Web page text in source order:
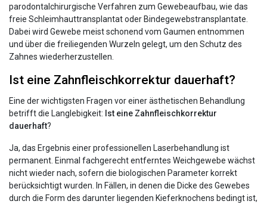
parodontalchirurgische Verfahren zum Gewebeaufbau, wie das
freie Schleimhauttransplantat oder Bindegewebstransplantate.
Dabei wird Gewebe meist schonend vom Gaumen entnommen
und über die freiliegenden Wurzeln gelegt, um den Schutz des
Zahnes wiederherzustellen.
Ist eine Zahnfleischkorrektur dauerhaft?
Eine der wichtigsten Fragen vor einer ästhetischen Behandlung
betrifft die Langlebigkeit: Ist eine Zahnfleischkorrektur
dauerhaft?
Ja, das Ergebnis einer professionellen Laserbehandlung ist
permanent. Einmal fachgerecht entferntes Weichgewebe wächst
nicht wieder nach, sofern die biologischen Parameter korrekt
berücksichtigt wurden. In Fällen, in denen die Dicke des Gewebes
durch die Form des darunter liegenden Kieferknochens bedingt ist,